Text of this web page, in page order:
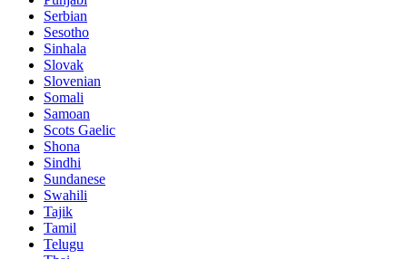
Serbian
Sesotho
Sinhala
Slovak
Slovenian
Somali
Samoan
Scots Gaelic
Shona
Sindhi
Sundanese
Swahili
Tajik
Tamil
Telugu